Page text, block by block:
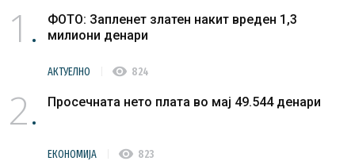
1
ФОТО: Запленет златен накит вреден 1,3
милиони денари
АКТУЕЛНО visibility 824
2 Просечната нето плата во мај 49.544 денари
ЕКОНОМИЈА visibility 823